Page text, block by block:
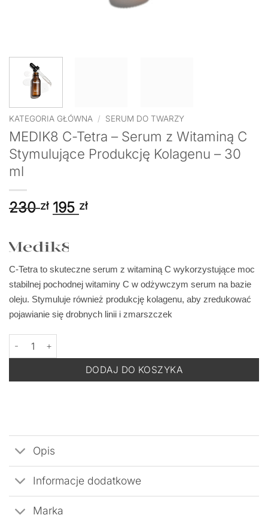
KATEGORIA GŁÓWNA / SERUM DO TWARZY
MEDIK8 C-Tetra – Serum z Witaminą C
Stymulujące Produkcję Kolagenu – 30
ml
230zł Pierwotna
230 zł.
195 złAktualna
C-Tetra to skuteczne serum z witaminą C wykorzystujące moc
stabilnej pochodnej witaminy C w odżywczym serum na bazie
oleju. Stymuluje również produkcję kolagenu, aby zredukować
pojawianie się drobnych linii i zmarszczek
ilość MEDIK8 C-Tetra - Serum z Witaminą C Stymulujące
DODAJ DO KOSZYKA
Opis
Informacje dodatkowe
Marka